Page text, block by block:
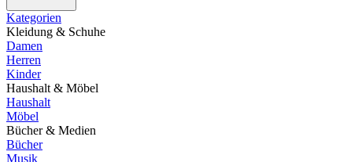
Kategorien
Kleidung & Schuhe
Damen
Herren
Kinder
Haushalt & Möbel
Haushalt
Möbel
Bücher & Medien
Bücher
Musik